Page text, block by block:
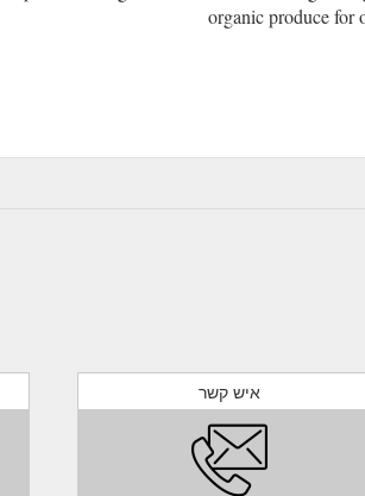
organic produce for
איש קשר